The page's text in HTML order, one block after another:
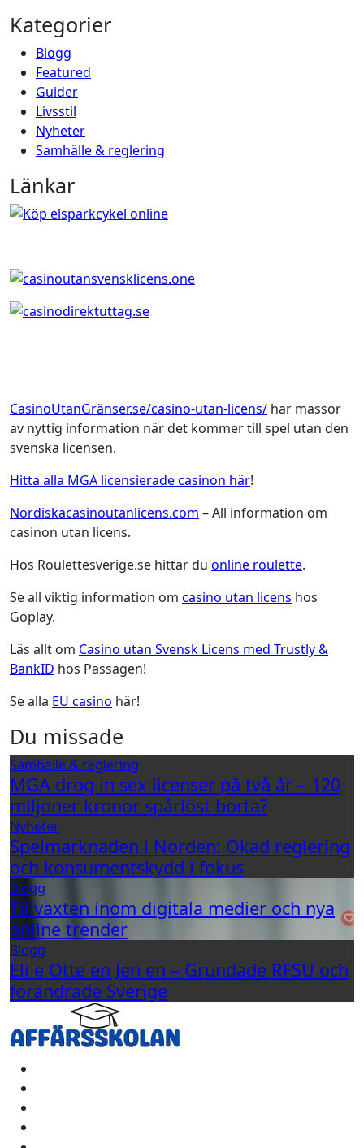
Kategorier
Blogg
Featured
Guider
Livsstil
Nyheter
Samhälle & reglering
Länkar
CasinoUtanGränser.se/casino-utan-licens/ har massor
av nyttig information när det kommer till spel utan den
svenska licensen.
Hitta alla MGA licensierade casinon här!
Nordiskacasinoutanlicens.com – All information om
casinon utan licens.
Hos Roulettesverige.se hittar du online roulette.
Se all viktig information om casino utan licens hos
Goplay.
Läs allt om Casino utan Svensk Licens med Trustly &
BankID hos Passagen!
Se alla EU casino här!
Du missade
Samhälle & reglering
MGA drog in sex licenser på två år – 120
miljoner kronor spårlöst borta?
Nyheter
Spelmarknaden i Norden: Ökad reglering
och konsumentskydd i fokus
Blogg
Tillväxten inom digitala medier och nya
online trender
Blogg
Eli e Otte en Jen en – Grundade RFSU och
förändrade Sverige